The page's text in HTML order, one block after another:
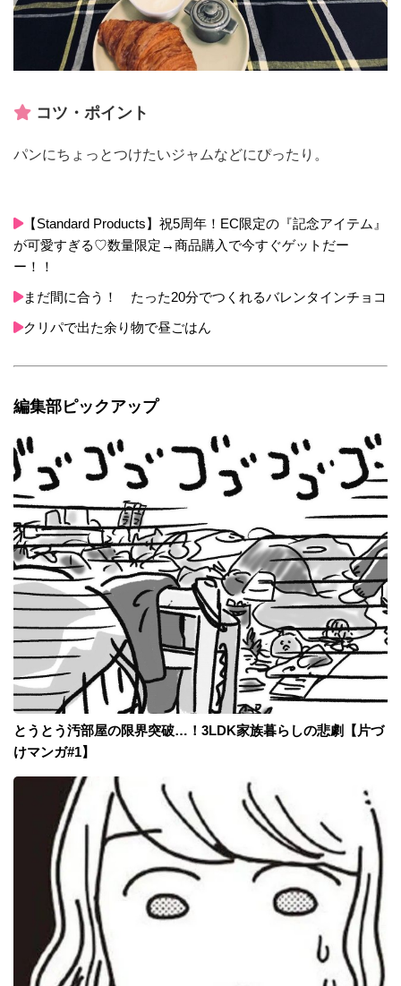
コツ・ポイント
パンにちょっとつけたいジャムなどにぴったり。
【Standard Products】祝5周年！EC限定の『記念アイテム』
が可愛すぎる♡数量限定→商品購入で今すぐゲットだー
ー！！
まだ間に合う！ たった20分でつくれるバレンタインチョコ
クリパで出た余り物で昼ごはん
編集部ピックアップ
とうとう汚部屋の限界突破…！3LDK家族暮らしの悲劇【片づ
けマンガ#1】